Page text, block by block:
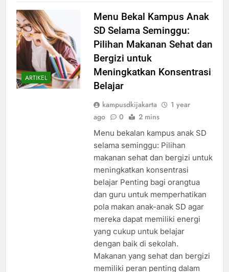
ARTIKEL
Menu Bekal Kampus Anak
SD Selama Seminggu:
Pilihan Makanan Sehat dan
Bergizi untuk
Meningkatkan Konsentrasi
Belajar
kampusdkijakarta
Menu bekalan kampus anak SD
selama seminggu: Pilihan
makanan sehat dan bergizi untuk
meningkatkan konsentrasi
belajar Penting bagi orangtua
dan guru untuk memperhatikan
pola makan anak-anak SD agar
mereka dapat memiliki energi
yang cukup untuk belajar
dengan baik di sekolah.
Makanan yang sehat dan bergizi